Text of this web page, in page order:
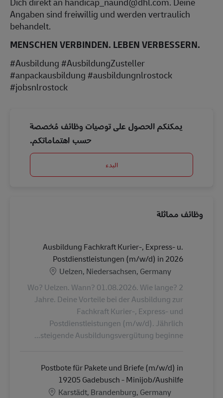
Angaben sind freiwillig und werden vertraulich
behandelt.
MENSCHEN VERBINDEN. LEBEN VERBESSERN.
#Ausbildung #AusbildungZusteller
#anpackausbildung #ausbildungnlrostock
#jobsnlrostock
يمكنكم الحصول على توصيات وظائف مُخصصة
حسب اهتماماتكم.
البدء
وظائف مماثلة
Ausbildung Fachkraft Kurier-, Express- u.
Postdienstleistungen (m/w/d) in 2026
الموقع
Uelzen, Niedersachsen, Germany
Wo? Uelzen. Wann? 01.08.2026. Wie lange? 2
Jahre. Deine Vorteile bei der Ausbildung zur
Fachkraft Kurier-, Express- und
Postdienstleistungen (m/w/d). Jährlich
steigende Ausbildungsvergütung beginne...
Postbote für Pakete und Briefe (m/w/d) in
19205 Gadebusch - Minijob/Aushilfe
الموقع
Karstädt, Brandenburg, Germany